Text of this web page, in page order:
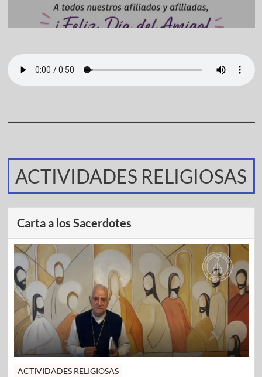
ACTIVIDADES RELIGIOSAS
Carta a los Sacerdotes
ACTIVIDADES RELIGIOSAS